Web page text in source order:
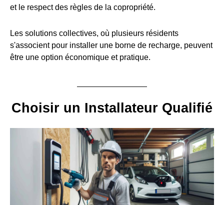
et le respect des règles de la copropriété.
Les solutions collectives, où plusieurs résidents
s'associent pour installer une borne de recharge, peuvent
être une option économique et pratique.
Choisir un Installateur Qualifié